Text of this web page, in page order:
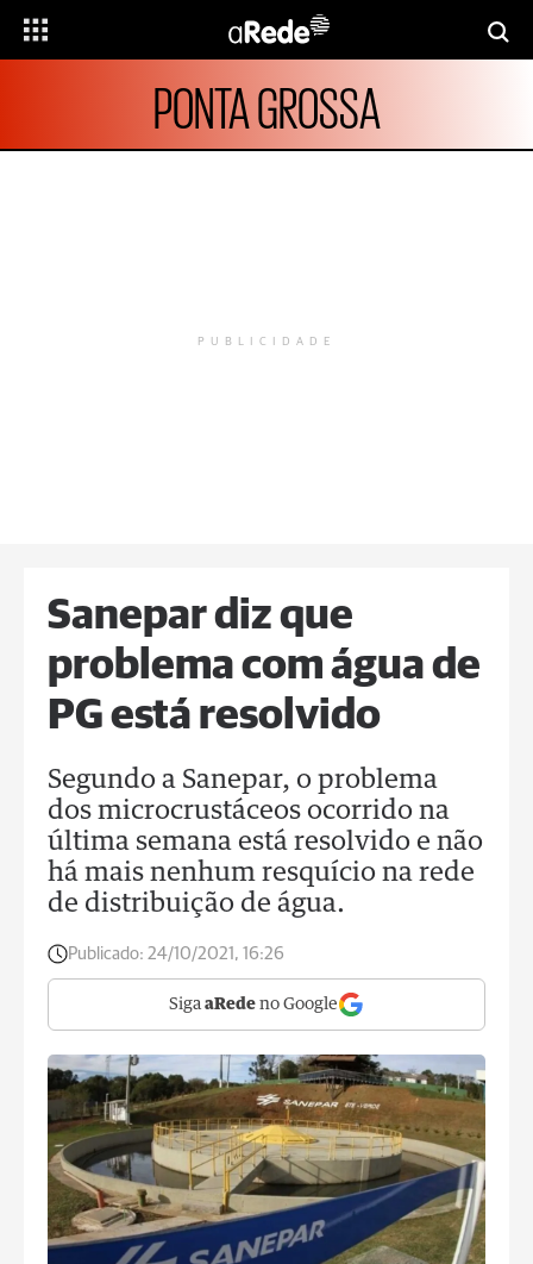
PONTA GROSSA
PUBLICIDADE
Sanepar diz que
problema com água de
PG está resolvido
Segundo a Sanepar, o problema
dos microcrustáceos ocorrido na
última semana está resolvido e não
há mais nenhum resquício na rede
de distribuição de água.
Publicado: 24/10/2021, 16:26
Siga aRede no Google